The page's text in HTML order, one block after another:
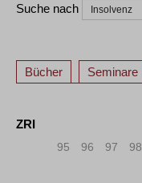
Suche nach
Bücher Seminare
ZRI
95 96 97 98